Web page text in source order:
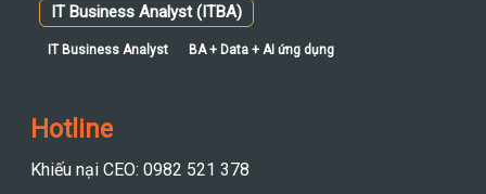
IT Business Analyst (ITBA)
IT Business Analyst BA + Data + AI ứng dụng
Hotline
Khiếu nại CEO: 0982 521 378